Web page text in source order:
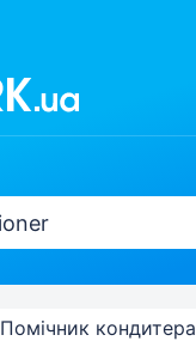
Помічник кондитера